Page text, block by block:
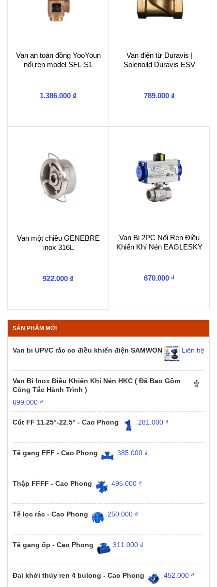
Van an toàn đồng YooYoun
nối ren model SFL-S1
1.386.000 ₫
Van điện từ Duravis |
Solenoild Duravis ESV
789.000 ₫
Van một chiều GENEBRE
inox 316L
922.000 ₫
Van Bi 2PC Nối Ren Điều
Khiển Khí Nén EAGLESKY
670.000 ₫
SẢN PHẨM MỚI
Van bi UPVC rắc co điều khiển điện SAMWON Liên hệ
Van Bi Inox Điều Khiển Khí Nén HKC ( Đã Bao Gồm
Công Tắc Hành Trình )
699.000 ₫
Cút FF 11.25°-22.5° - Cao Phong 281.000 ₫
Tê gang FFF - Cao Phong 385.000 ₫
Thập FFFF - Cao Phong 495.000 ₫
Tê lọc rác - Cao Phong 250.000 ₫
Tê gang ốp - Cao Phong 311.000 ₫
Đai khởi thủy ren 4 bulong - Cao Phong 452.000 ₫